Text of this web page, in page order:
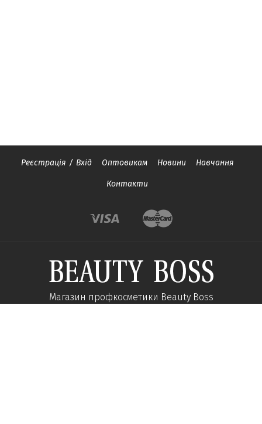
Реєстрація / Вхід Оптовикам Новини Навчання
Контакти
Магазин профкосметики Beauty Boss